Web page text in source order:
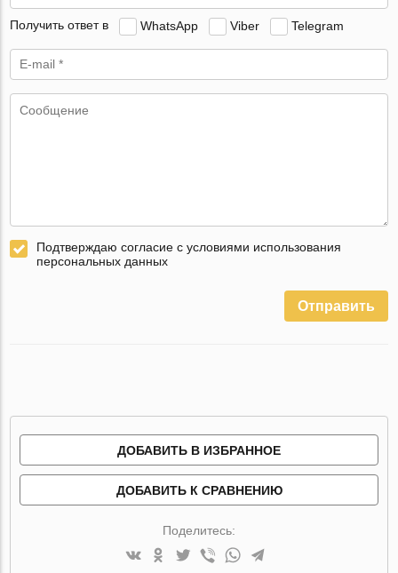
Получить ответ в WhatsApp Viber Telegram
Подтверждаю согласие с условиями использования
персональных данных
Отправить
ДОБАВИТЬ В ИЗБРАННОЕ
ДОБАВИТЬ К СРАВНЕНИЮ
Поделитесь: